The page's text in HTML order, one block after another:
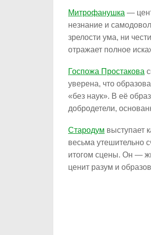
Митрофанушка —
незнание и
зрелости ума, ни
отражает полное
Госпожа Простакова
уверена, что
«без наук». В её
добродетели,
Стародум выступает
весьма утешительно
итогом сцены. Он —
ценит разум и